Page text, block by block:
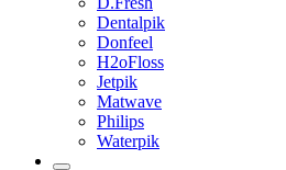
Dentalpik
Donfeel
H2oFloss
Jetpik
Matwave
Philips
Waterpik